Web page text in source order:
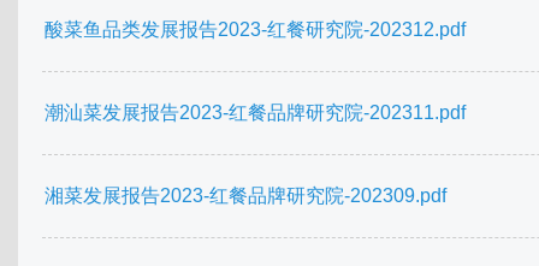
酸菜鱼品类发展报告2023-红餐研究院-202312.pdf
潮汕菜发展报告2023-红餐品牌研究院-202311.pdf
湘菜发展报告2023-红餐品牌研究院-202309.pdf